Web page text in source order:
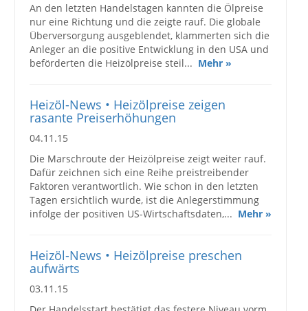
An den letzten Handelstagen kannten die Ölpreise
nur eine Richtung und die zeigte rauf. Die globale
Überversorgung ausgeblendet, klammerten sich die
Anleger an die positive Entwicklung in den USA und
beförderten die Heizölpreise steil... Mehr »
Heizöl-News • Heizölpreise zeigen
rasante Preiserhöhungen
04.11.15
Die Marschroute der Heizölpreise zeigt weiter rauf.
Dafür zeichnen sich eine Reihe preistreibender
Faktoren verantwortlich. Wie schon in den letzten
Tagen ersichtlich wurde, ist die Anlegerstimmung
infolge der positiven US-Wirtschaftsdaten,... Mehr »
Heizöl-News • Heizölpreise preschen
aufwärts
03.11.15